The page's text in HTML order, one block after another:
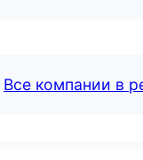
Все компании в